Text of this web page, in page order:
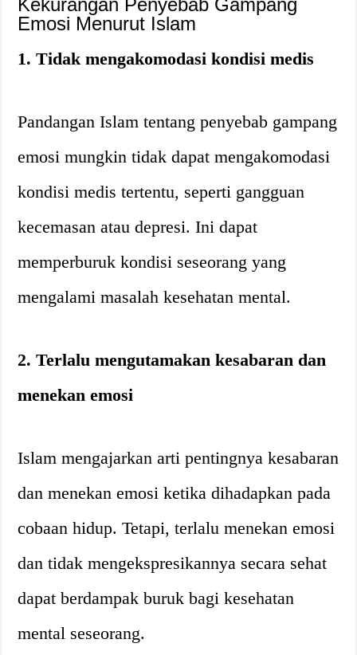
Emosi Menurut Islam
1. Tidak mengakomodasi kondisi medis
Pandangan Islam tentang penyebab gampang
emosi mungkin tidak dapat mengakomodasi
kondisi medis tertentu, seperti gangguan
kecemasan atau depresi. Ini dapat
memperburuk kondisi seseorang yang
mengalami masalah kesehatan mental.
2. Terlalu mengutamakan kesabaran dan
menekan emosi
Islam mengajarkan arti pentingnya kesabaran
dan menekan emosi ketika dihadapkan pada
cobaan hidup. Tetapi, terlalu menekan emosi
dan tidak mengekspresikannya secara sehat
dapat berdampak buruk bagi kesehatan
mental seseorang.